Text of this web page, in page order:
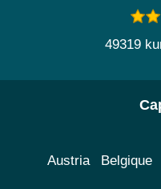
49319
Austria Belgique